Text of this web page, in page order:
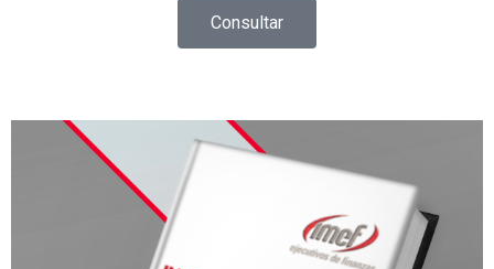
Consultar